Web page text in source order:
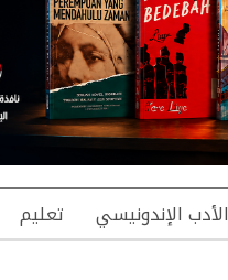
الأدب الإندونيسي تعليم